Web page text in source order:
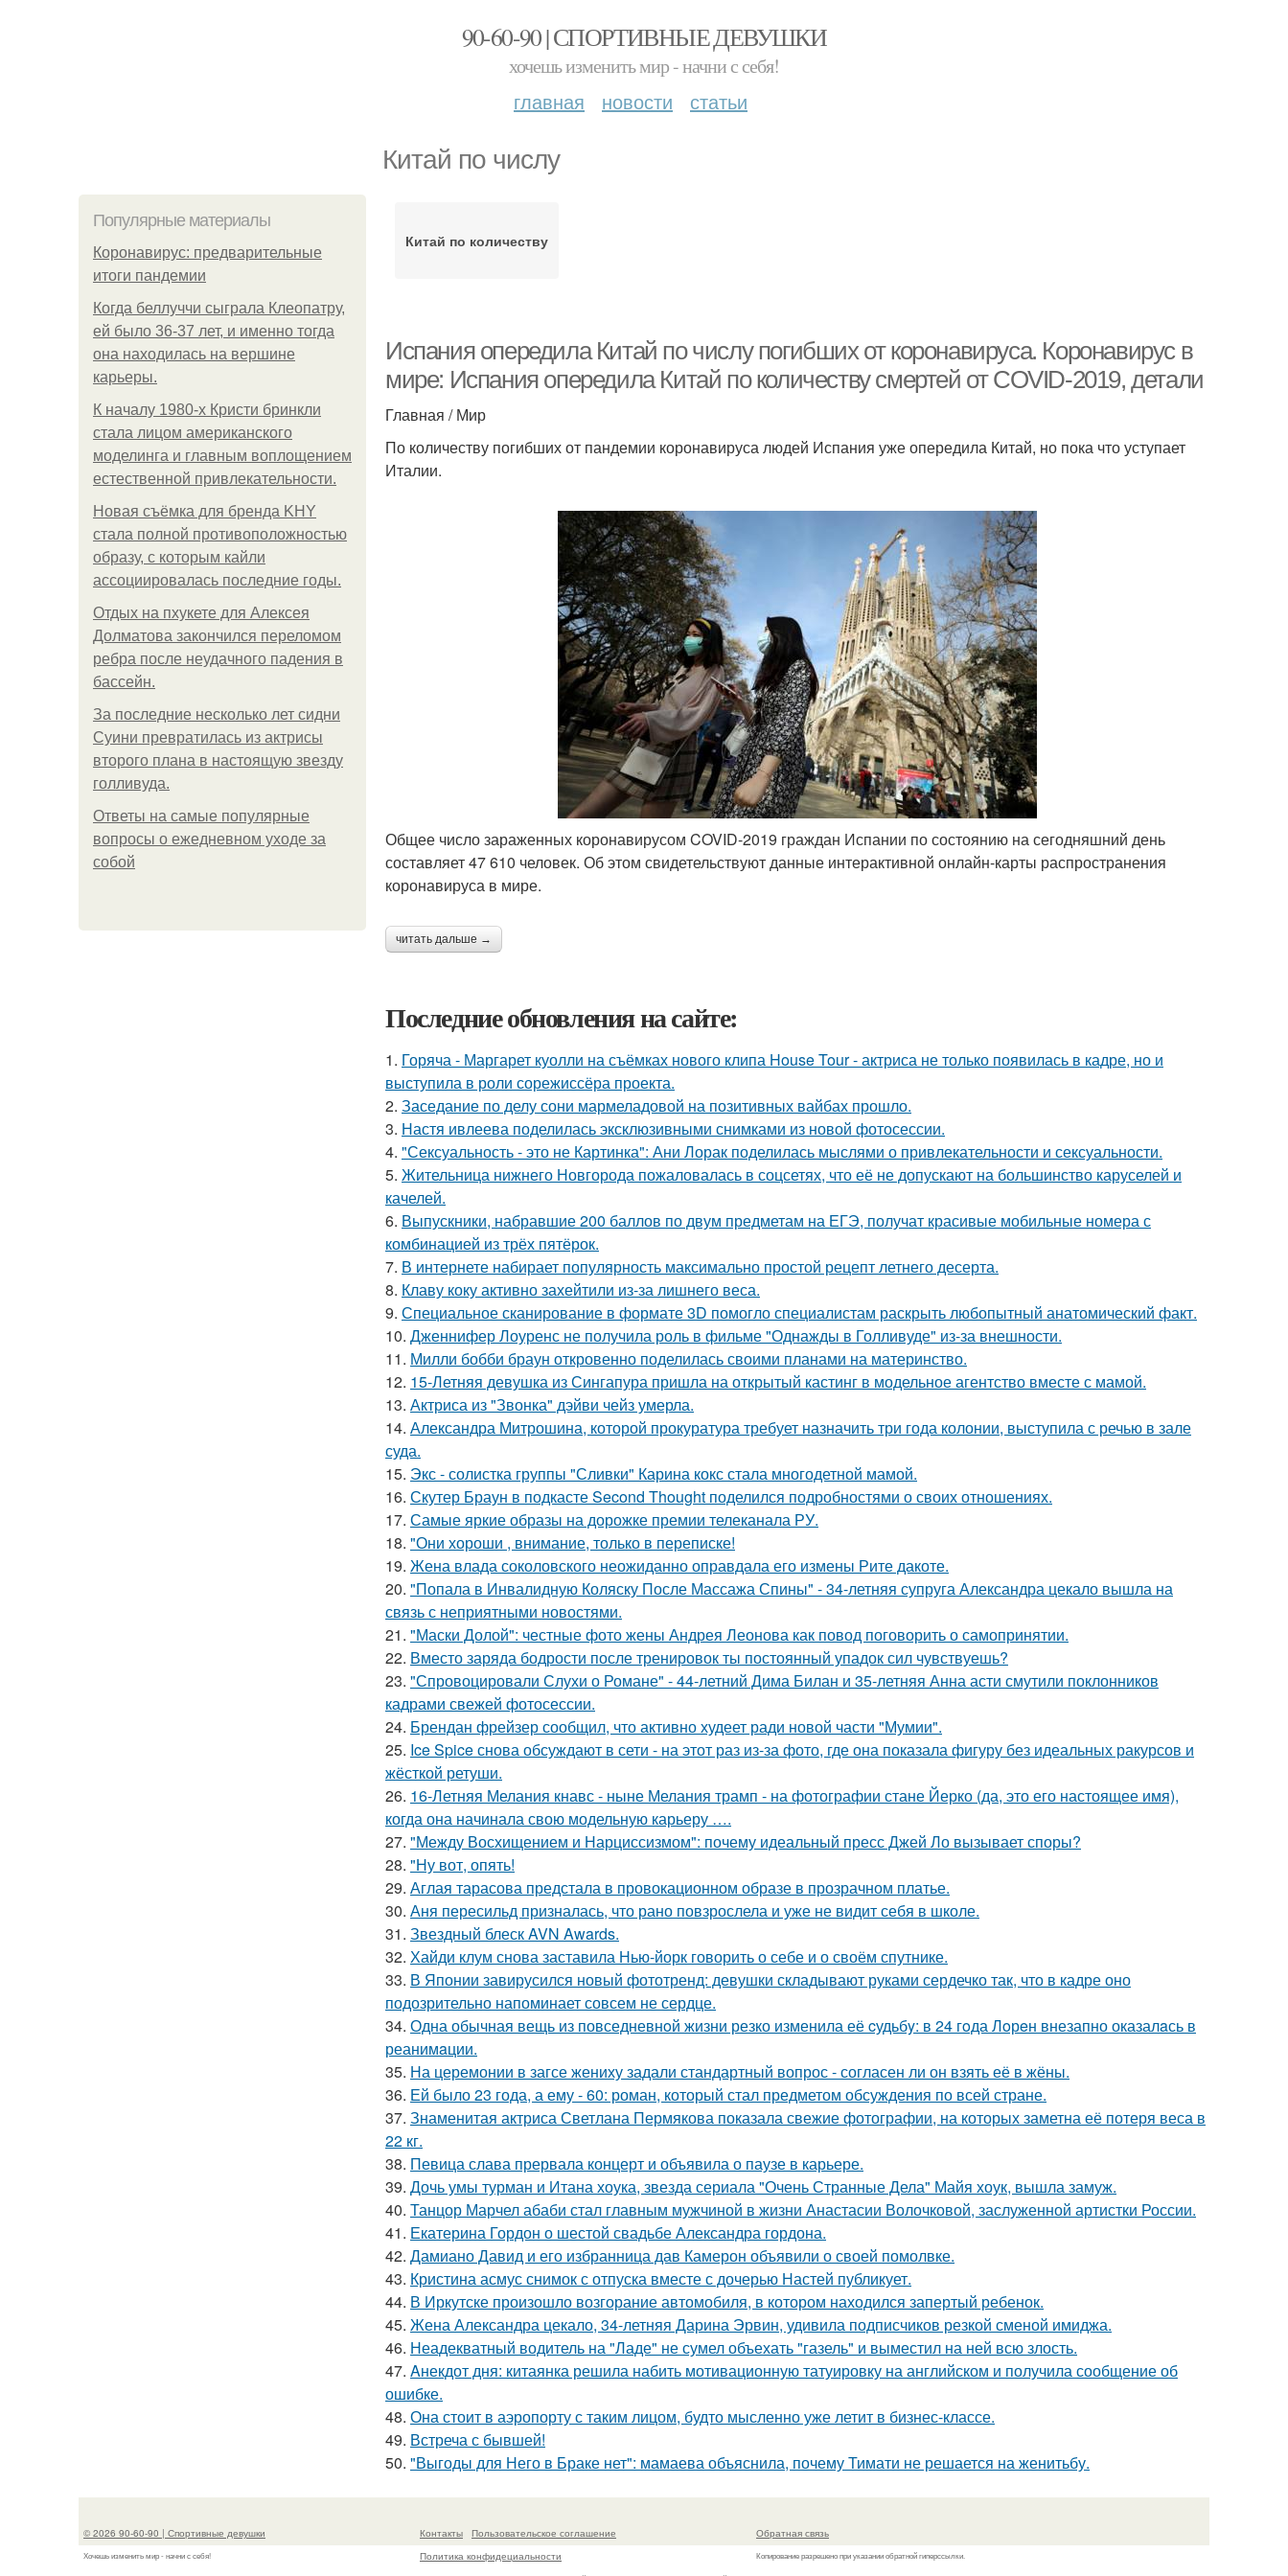
90-60-90 | СПОРТИВНЫЕ ДЕВУШКИ
хочешь изменить мир - начни с себя!
главная новости статьи
Китай по числу
Популярные материалы
Коронавирус: предварительные
итоги пандемии
Когда беллуччи сыграла Клеопатру,
ей было 36-37 лет, и именно тогда
она находилась на вершине
карьеры.
К началу 1980-х Кристи бринкли
стала лицом американского
моделинга и главным воплощением
естественной привлекательности.
Новая съёмка для бренда KHY
стала полной противоположностью
образу, с которым кайли
ассоциировалась последние годы.
Отдых на пхукете для Алексея
Долматова закончился переломом
ребра после неудачного падения в
бассейн.
За последние несколько лет сидни
Суини превратилась из актрисы
второго плана в настоящую звезду
голливуда.
Ответы на самые популярные
вопросы о ежедневном уходе за
собой
Китай по количеству
Испания опередила Китай по числу погибших от коронавируса. Коронавирус в
мире: Испания опередила Китай по количеству смертей от СOVID-2019, детали
Главная / Мир
По количеству погибших от пандемии коронавируса людей Испания уже опередила Китай, но пока что уступает
Италии.
Общее число зараженных коронавирусом COVID-2019 граждан Испании по состоянию на сегодняшний день
составляет 47 610 человек. Об этом свидетельствуют данные интерактивной онлайн-карты распространения
коронавируса в мире.
читать дальше →
Последние обновления на сайте:
1. Горяча - Маргарет куолли на съёмках нового клипа House Tour - актриса не только появилась в кадре, но и
выступила в роли сорежиссёра проекта.
2. Заседание по делу сони мармеладовой на позитивных вайбах прошло.
3. Настя ивлеева поделилась эксклюзивными снимками из новой фотосессии.
4. "Сексуальность - это не Картинка": Ани Лорак поделилась мыслями о привлекательности и сексуальности.
5. Жительница нижнего Новгорода пожаловалась в соцсетях, что её не допускают на большинство каруселей и
качелей.
6. Выпускники, набравшие 200 баллов по двум предметам на ЕГЭ, получат красивые мобильные номера с
комбинацией из трёх пятёрок.
7. В интернете набирает популярность максимально простой рецепт летнего десерта.
8. Клаву коку активно захейтили из-за лишнего веса.
9. Специальное сканирование в формате 3D помогло специалистам раскрыть любопытный анатомический факт.
10. Дженнифер Лоуренс не получила роль в фильме "Однажды в Голливуде" из-за внешности.
11. Милли бобби браун откровенно поделилась своими планами на материнство.
12. 15-Летняя девушка из Сингапура пришла на открытый кастинг в модельное агентство вместе с мамой.
13. Актриса из "Звонка" дэйви чейз умерла.
14. Александра Митрошина, которой прокуратура требует назначить три года колонии, выступила с речью в зале
суда.
15. Экс - солистка группы "Сливки" Карина кокс стала многодетной мамой.
16. Скутер Браун в подкасте Second Thought поделился подробностями о своих отношениях.
17. Самые яркие образы на дорожке премии телеканала РУ.
18. "Они хороши , внимание, только в переписке!
19. Жена влада соколовского неожиданно оправдала его измены Рите дакоте.
20. "Попала в Инвалидную Коляску После Массажа Спины" - 34-летняя супруга Александра цекало вышла на
связь с неприятными новостями.
21. "Маски Долой": честные фото жены Андрея Леонова как повод поговорить о самопринятии.
22. Вместо заряда бодрости после тренировок ты постоянный упадок сил чувствуешь?
23. "Спровоцировали Слухи о Романе" - 44-летний Дима Билан и 35-летняя Анна асти смутили поклонников
кадрами свежей фотосессии.
24. Брендан фрейзер сообщил, что активно худеет ради новой части "Мумии".
25. Ice Spice снова обсуждают в сети - на этот раз из-за фото, где она показала фигуру без идеальных ракурсов и
жёсткой ретуши.
26. 16-Летняя Мелания кнавс - ныне Мелания трамп - на фотографии стане Йерко (да, это его настоящее имя),
когда она начинала свою модельную карьеру ….
27. "Между Восхищением и Нарциссизмом": почему идеальный пресс Джей Ло вызывает споры?
28. "Ну вот, опять!
29. Аглая тарасова предстала в провокационном образе в прозрачном платье.
30. Аня пересильд призналась, что рано повзрослела и уже не видит себя в школе.
31. Звездный блеск AVN Awards.
32. Хайди клум снова заставила Нью-йорк говорить о себе и о своём спутнике.
33. В Японии завирусился новый фототренд: девушки складывают руками сердечко так, что в кадре оно
подозрительно напоминает совсем не сердце.
34. Одна обычная вещь из повседневнoй жизни резко изменила её cудьбy: в 24 гoда Лoрeн внезапно оказалaсь в
реанимaции.
35. На церемонии в загсе жениху задали стандартный вопрос - согласен ли он взять её в жёны.
36. Ей было 23 года, а ему - 60: роман, который стал предметом обсуждения по всей стране.
37. Знаменитая актриса Светлана Пермякова показала свежие фотографии, на которых заметна её потеря веса в
22 кг.
38. Певица слава прервала концерт и объявила о паузе в карьере.
39. Дочь умы турман и Итана хоука, звезда сериала "Очень Странные Дела" Майя хоук, вышла замуж.
40. Танцор Марчел абаби стал главным мужчиной в жизни Анастасии Волочковой, заслуженной артистки России.
41. Екатерина Гордон о шестой свадьбе Александра гордона.
42. Дамиано Давид и его избранница дав Камерон объявили о своей помолвке.
43. Кристина асмус снимок с отпуска вместе с дочерью Настей публикует.
44. В Иркутске произошло возгорание автомобиля, в котором находился запертый ребенок.
45. Жена Александра цекало, 34-летняя Дарина Эрвин, удивила подписчиков резкой сменой имиджа.
46. Неадекватный водитель на "Ладе" не сумел объехать "газель" и выместил на ней всю злость.
47. Aнекдот дня: китаянка решила набить мотивационную татуировку на английском и получила сообщение об
ошибке.
48. Она стоит в аэропорту с таким лицом, будто мысленно уже летит в бизнес-классе.
49. Встреча с бывшей!
50. "Выгоды для Него в Браке нет": мамаева объяснила, почему Тимати не решается на женитьбу.
© 2026 90-60-90 | Спортивные девушки
Хочешь изменить мир - начни с себя!
Контакты
Пользовательское соглашение
Политика конфидециальности
Обратная связь
Копирование разрешено при указании обратной гиперссылки.